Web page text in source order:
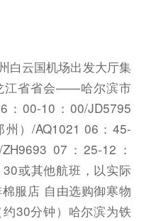
白云国机场出发大厅集
江省省会——哈尔滨市
：00-10：00/JD5795
）/AQ1021 06：45-
07：25-12：
或其他航班，以实际
服店 自由选购御寒物
30分钟）哈尔滨为铁